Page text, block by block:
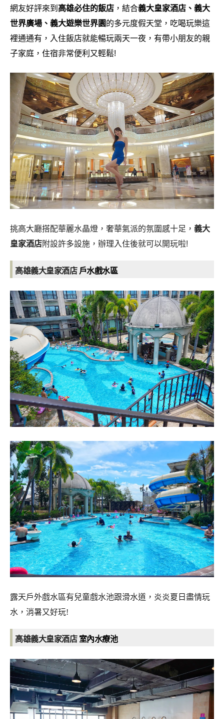
網友好評來到 高雄必住的飯店 ，結合義大皇家酒店、義大
世界廣場、義大遊樂世界園 的多元度假天堂，吃喝玩樂這
裡通通有，入住飯店就能暢玩兩天一夜，有帶小朋友的親
子家庭，住宿非常便利又輕鬆!
挑高大廳搭配華麗水晶燈，奢華氣派的氛圍感十足， 義大
皇家酒店附設許多設施，辦理入住後就可以開玩啦!
高雄義大皇家酒店 戶水戲水區
露天戶外戲水區有兒童戲水池跟滑水道，炎炎夏日盡情玩
水，消暑又好玩!
高雄義大皇家酒店 室內水療池